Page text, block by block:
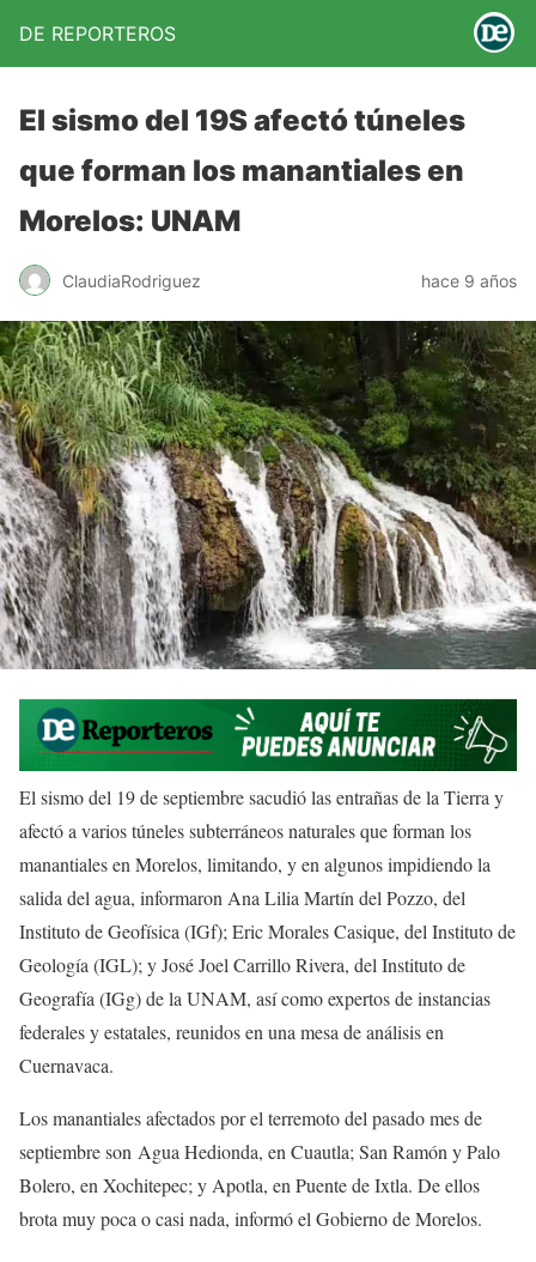
DE REPORTEROS
El sismo del 19S afectó túneles
que forman los manantiales en
Morelos: UNAM
ClaudiaRodriguez hace 9 años
El sismo del 19 de septiembre sacudió las entrañas de la Tierra y
afectó a varios túneles subterráneos naturales que forman los
manantiales en Morelos, limitando, y en algunos impidiendo la
salida del agua, informaron Ana Lilia Martín del Pozzo, del
Instituto de Geofísica (IGf); Eric Morales Casique, del Instituto de
Geología (IGL); y José Joel Carrillo Rivera, del Instituto de
Geografía (IGg) de la UNAM, así como expertos de instancias
federales y estatales, reunidos en una mesa de análisis en
Cuernavaca.
Los manantiales afectados por el terremoto del pasado mes de
septiembre son Agua Hedionda, en Cuautla; San Ramón y Palo
Bolero, en Xochitepec; y Apotla, en Puente de Ixtla. De ellos
brota muy poca o casi nada, informó el Gobierno de Morelos.